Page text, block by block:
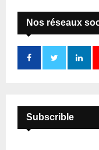
f
o
:
Nos réseaux
Subscrible